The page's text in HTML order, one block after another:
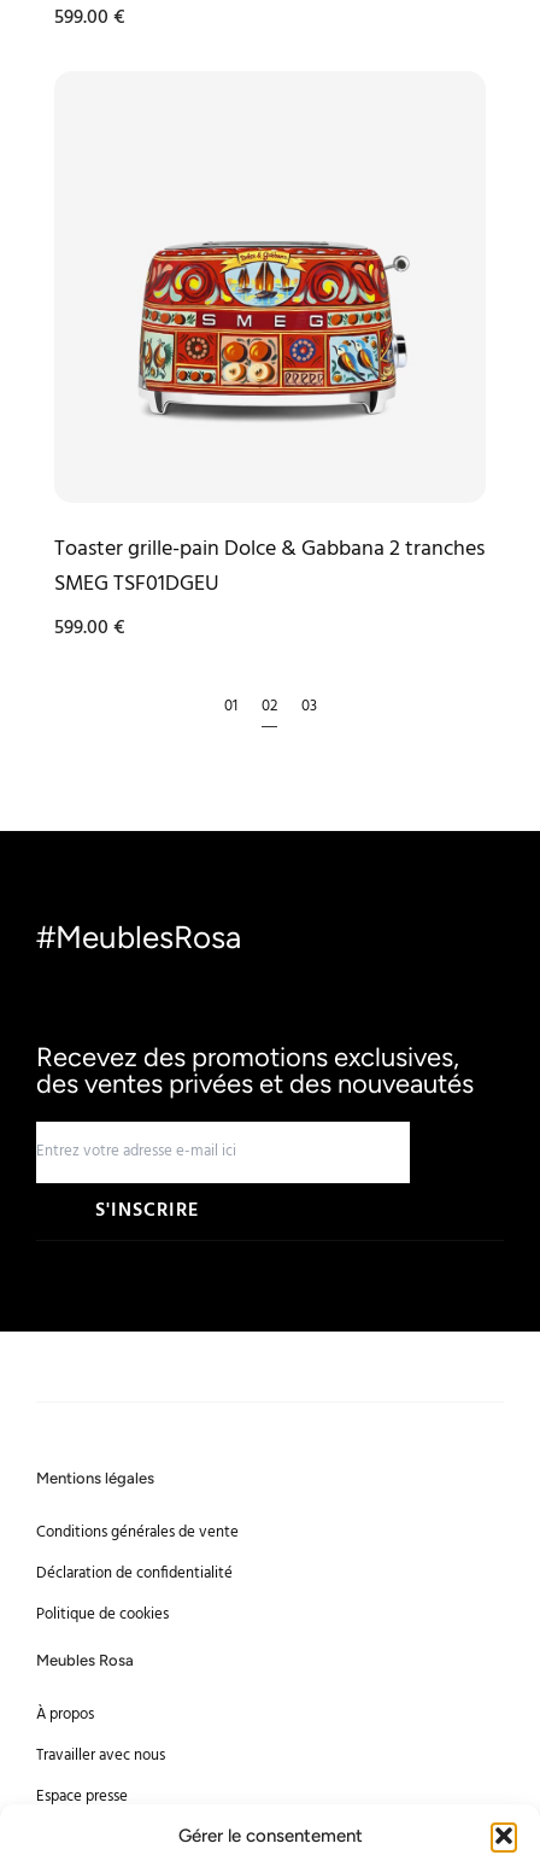
Gérer le consentement
599.00€
Toaster grille-pain Dolce & Gabbana 2 tranches
SMEG TSF01DGEU
599.00€
1 2 3
#MeublesRosa
Recevez des promotions exclusives,
des ventes privées et des nouveautés
S'INSCRIRE
Mentions légales
Conditions générales de vente
Déclaration de confidentialité
Politique de cookies
Meubles Rosa
À propos
Travailler avec nous
Espace presse
Méthodes de paiement